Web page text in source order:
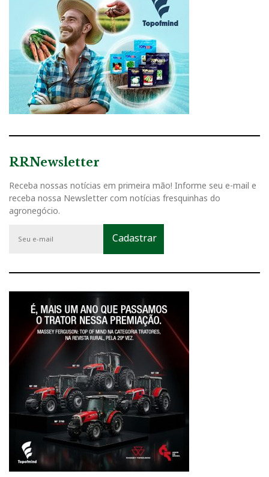
RRNewsletter
Receba nossas notícias em primeira mão! Informe seu e-mail e
receba nossa Newsletter com notícias fresquinhas do
agronegócio.